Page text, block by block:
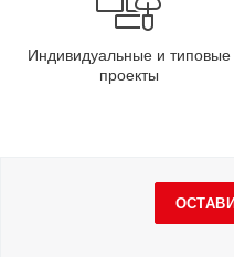
Индивидуальные и типовые
проекты